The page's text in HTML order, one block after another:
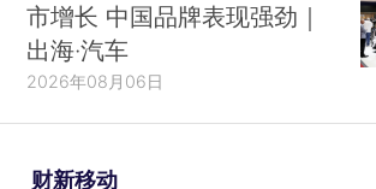
市增长 中国品牌表现强劲｜
出海·汽车
2026年08月06日
财新移动